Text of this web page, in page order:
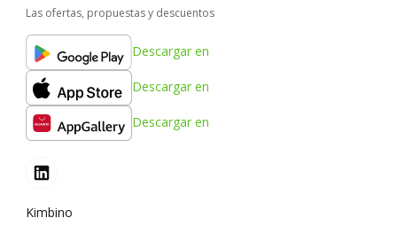
Las ofertas, propuestas y descuentos
Descargar en
Descargar en
Descargar en
Kimbino